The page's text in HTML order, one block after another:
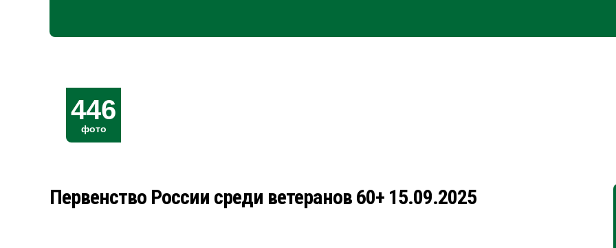
446
фото
Первенство России среди ветеранов 60+ 15.09.2025